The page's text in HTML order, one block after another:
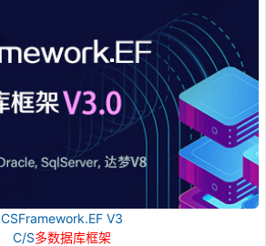
CSFramework.EF V3
C/S多数据库框架